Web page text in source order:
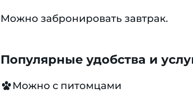
Можно забронировать завтрак.
Популярные удобства и
Можно с питомцами